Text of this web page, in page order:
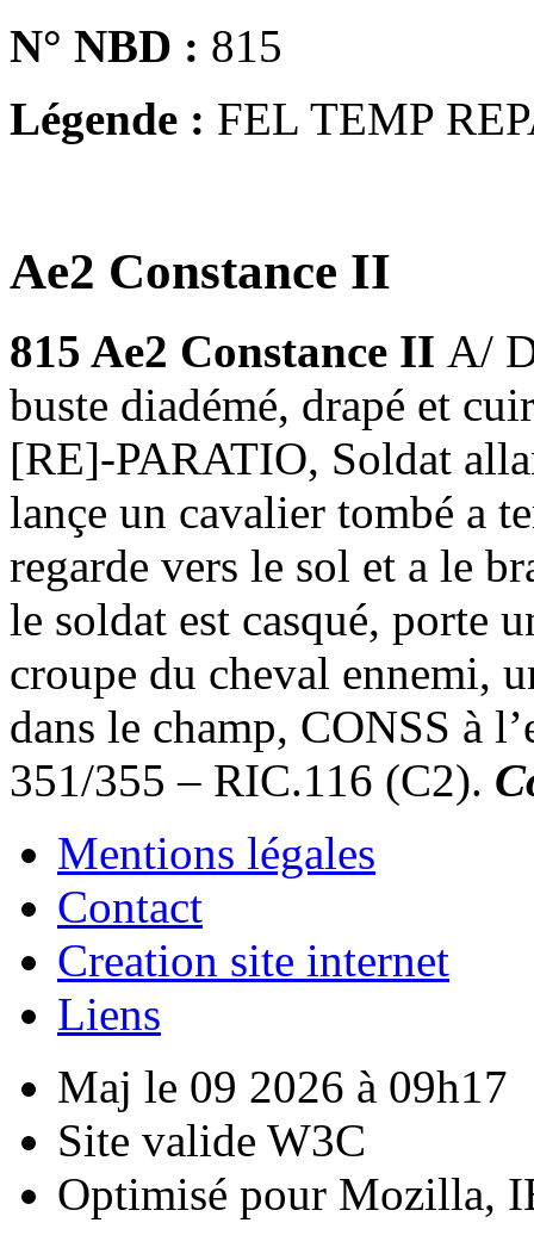
N° NBD : 815
Légende : FEL TEMP
Ae2 Constance II
815 Ae2 Constance II A/
buste diadémé, drapé et
[RE]-PARATIO, Soldat
lançe un cavalier tombé a
regarde vers le sol et a le
le soldat est casqué, porte
croupe du cheval ennemi,
dans le champ, CONSS à
351/355 – RIC.116 (C2).
Mentions légales
Contact
Creation site internet
Liens
Maj le 09 2026 à 09h17
Site valide W3C
Optimisé pour Mozilla,